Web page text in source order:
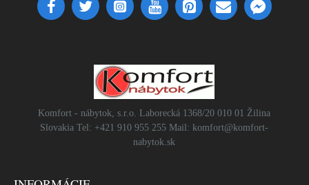
Komfort - nábytok, s.r.o. Laborecká 1368/20 010 01 Žilina
Slovakia Tel: +421 910 955 255 Mail: komfort@komfort-
nabytok.sk